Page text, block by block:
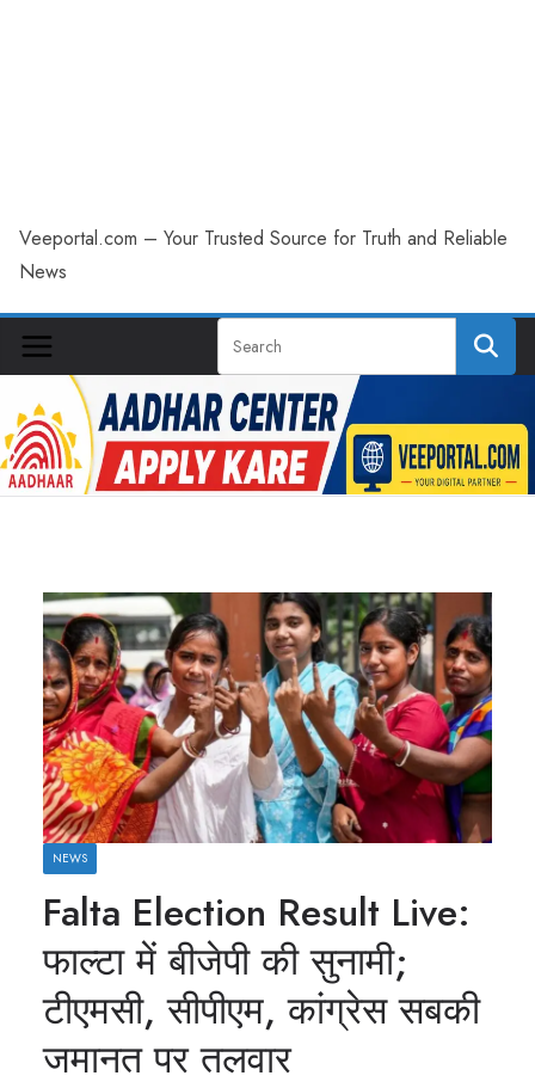
Veeportal.com – Your Trusted Source for Truth and Reliable
News
NEWS
Falta Election Result Live:
फाल्टा में बीजेपी की सुनामी;
टीएमसी, सीपीएम, कांग्रेस सबकी
जमानत पर तलवार